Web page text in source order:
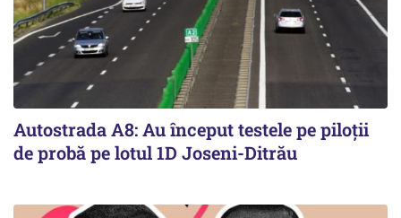
Autostrada A8: Au început testele pe piloții
de probă pe lotul 1D Joseni-Ditrău